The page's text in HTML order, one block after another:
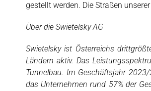
gestellt werden. Die Straßen
Über die Swietelsky AG
Swietelsky ist Österreichs
Ländern aktiv. Das
Tunnelbau. Im Geschäftsjahr
das Unternehmen rund 57% der